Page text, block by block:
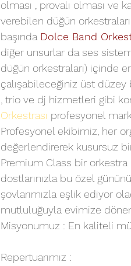
olması , provalı olması ve
verebilen düğün
başında Dolce Band
diğer unsurlar da ses
düğün orkestraları) içinde
çalışabileceğiniz üst düzey
, trio ve dj hizmetleri gibi
Orkestrası profesyonel
Profesyonel ekibimiz, her
değerlendirerek kusursuz
Premium Class bir orkestra
dostlarınızla bu özel
şovlarımızla eşlik ediyor
mutluluğuyla evimize
Misyonumuz : En kaliteli
Repertuarımız :